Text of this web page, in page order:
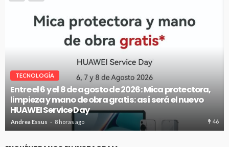
VITRINA
McKay entregó el primer auto híbrido de su gran
concurso
Andrea Essus 8 horas ago 48